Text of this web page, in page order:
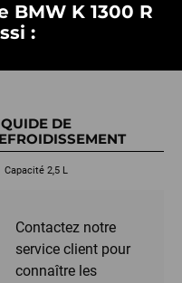
K 1300 R
:
DE
Capacité 2,5 L
Contactez notre
service client pour
connaître les